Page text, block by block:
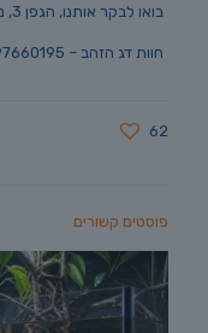
בואו לבקר אותנו, הגפן 3, נווה ימין
חוות דג הזהב – 097660195
62
פוסטים קשורים